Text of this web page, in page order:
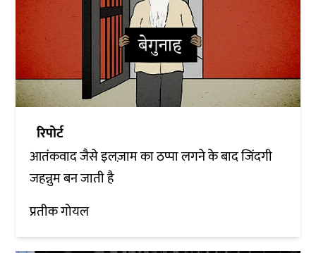
रिपोर्ट
आतंकवाद जैसे इलज़ाम का ठप्पा लगने के बाद जिंदगी
जहन्नुम बन जाती है
प्रतीक गोयल